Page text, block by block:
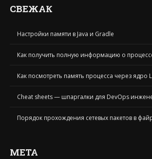
СВЕЖАК
Настройки памяти в Java и Gradle
Как получить полную информацию о
Как посмотреть память процесса через ядро
Cheat sheets — шпаргалки для DevOps
Порядок прохождения сетевых пакетов в
МЕТА